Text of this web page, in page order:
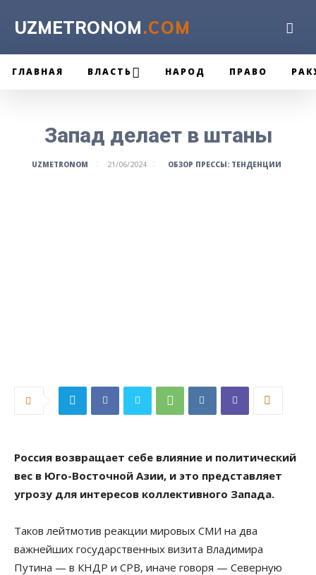
UZMETRONOM.COM
ГЛАВНАЯ ВЛАСТЬ НАРОД ПРАВО
Запад делает в штаны
UZMETRONOM 21/06/2024 ОБЗОР ПРЕССЫ: ТЕНДЕНЦИИ
Россия возвращает себе влияние и политический
вес в Юго-Восточной Азии, и это представляет
угрозу для интересов коллективного Запада.
Таков лейтмотив реакции мировых СМИ на два
важнейших государственных визита Владимира
Путина — в КНДР и СРВ, иначе говоря — Северную